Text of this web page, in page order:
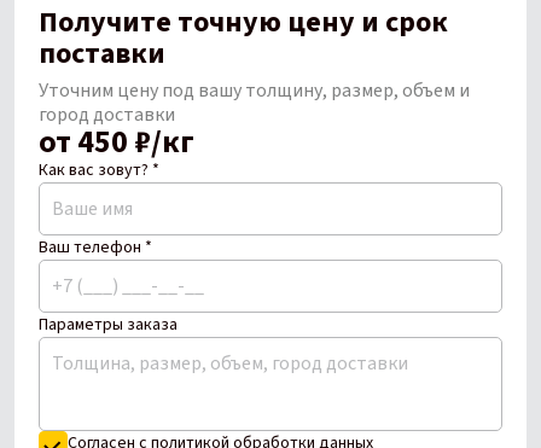
Получите точную цену и срок
поставки
Уточним цену под вашу толщину, размер, объем и
город доставки
от 450 ₽/кг
Как вас зовут? *
Ваш телефон *
Параметры заказа
Согласен с политикой обработки данных